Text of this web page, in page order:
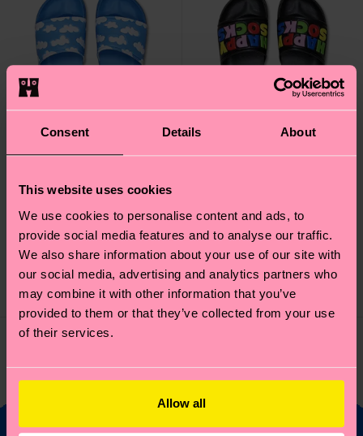
Consent Details About
This website uses cookies
We use cookies to personalise content and ads, to
provide social media features and to analyse our traffic.
We also share information about your use of our site with
our social media, advertising and analytics partners who
may combine it with other information that you’ve
provided to them or that they’ve collected from your use
of their services.
Allow all
Cloudy Slider
34 €
AUF LAGER
Happy Socks Slider
34 €
AUF LAGER